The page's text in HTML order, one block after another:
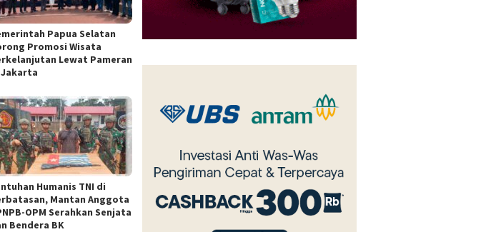
Papua Selatan
Promosi Wisata
Lewat Pameran
Humanis TNI di
Mantan Anggota
OPM Serahkan Senjata
Bendera BK